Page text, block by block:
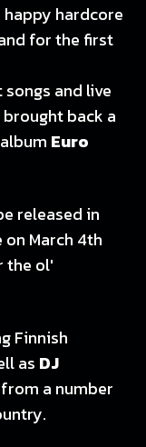
happy hardcore
for the first
and live
back a
Euro
released in
March 4th
the ol'
Finnish
as DJ
a number